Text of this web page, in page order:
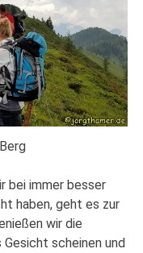
bei immer besser
haben, geht es zur
wir die
scheinen und